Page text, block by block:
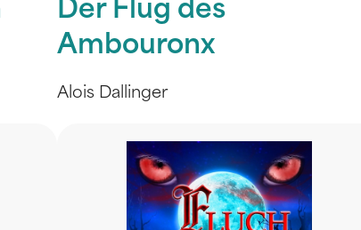
Der Flug des
Ambouronx
Alois Dallinger